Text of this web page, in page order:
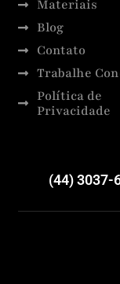
Materiais
Blog
Contato
Trabalhe
Política de
Privacidade
(44) 3037-